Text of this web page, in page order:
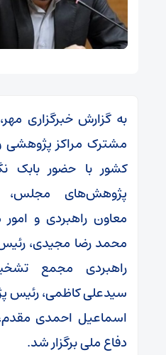
به گزارش خبرگزاری
مشترک مراکز پژوهشی
کشور با حضور بابک
پژوهش‌های مجلس،
معاون راهبردی و
محمد رضا مجیدی،
راهبردی مجمع
سیدعلی کاظمی، رئیس
اسماعیل احمدی
دفاع ملی برگزار شد.